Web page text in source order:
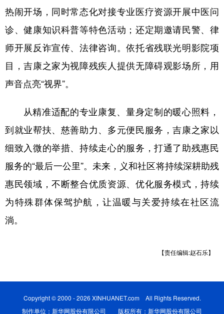
热闹开场，同时常态化对接专业医疗资源开展中医问
诊、健康知识科普等特色活动；还定期邀请民警、律
师开展反诈宣传、法律咨询。依托省残联光明影院项
目，吉康之家为视障残疾人提供无障碍观影场所，用
声音点亮“视界”。
从精准适配的专业康复、量身定制的暖心照料，
到就业帮扶、慈善助力、多元便民服务，吉康之家以
细致入微的举措、持续走心的服务，打通了助残惠民
服务的“最后一公里”。未来，义和社区将持续深耕助残
惠民领域，不断整合优质资源、优化服务模式，持续
为特殊群体保驾护航，让温暖与关爱持续在社区流
淌。
【责任编辑:赵石乐】
Copyright © 2000 - 2026 XINHUANET.com All Rights Reserved.
制作单位：新华网股份有限公司 版权所有：新华网股份有限公司